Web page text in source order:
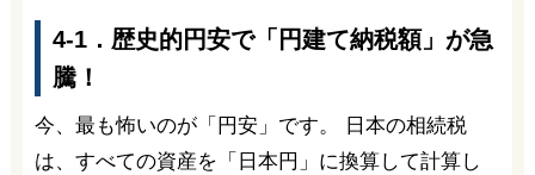
4-1．歴史的円安で「円建て納税額」が急
騰！
今、最も怖いのが「円安」です。 日本の相続税
は、すべての資産を「日本円」に換算して計算し